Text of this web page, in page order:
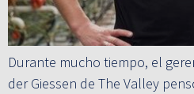
Durante mucho tiempo, el
der Giessen de The Valley